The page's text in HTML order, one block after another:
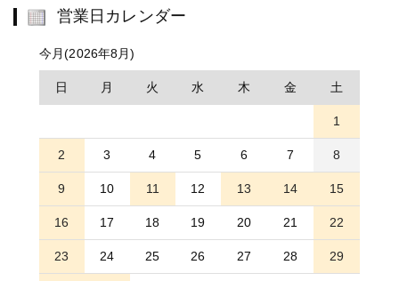
営業日カレンダー
今月(2026年8月)
日 月 火 水 木 金 土
1
2 3 4 5 6 7 8
9 10 11 12 13 14 15
16 17 18 19 20 21 22
23 24 25 26 27 28 29